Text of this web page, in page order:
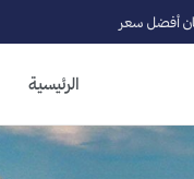
أفضل سعر
الرئيسية